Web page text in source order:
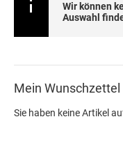
Wir können
Auswahl
Mein Wunschzettel
Sie haben keine Artikel